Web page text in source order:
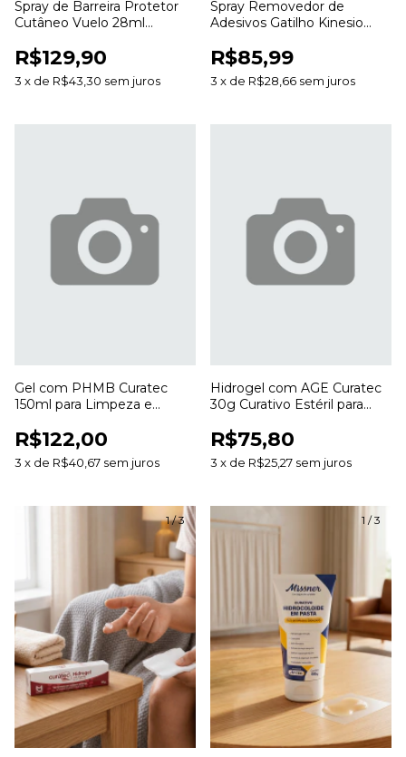
Spray de Barreira Protetor
Cutâneo Vuelo 28ml
Álcool
R$129,90
3 x de R$43,30 sem juros
Spray Removedor de
Adesivos Gatilho Kinesio
Bandagens
R$85,99
3 x de R$28,66 sem juros
Gel com PHMB Curatec
150ml para Limpeza e
R$122,00
3 x de R$40,67 sem juros
Hidrogel com AGE Curatec
30g Curativo Estéril para
Cicatrização de Feridas
R$75,80
3 x de R$25,27 sem juros
1/3 1 /3